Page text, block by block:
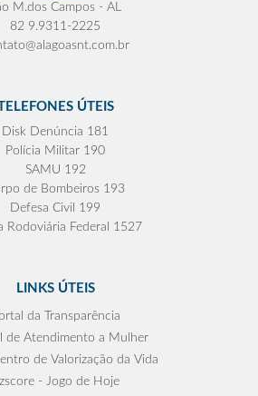
M.dos Campos - AL
82 9.9311-2225
ÚTEIS
Disk Denúncia 181
Polícia Militar 190
SAMU 192
de Bombeiros 193
Defesa Civil 199
Rodoviária Federal 1527
LINKS ÚTEIS
da Transparência
de Atendimento a Mulher
de Valorização da Vida
- Jogo de Hoje